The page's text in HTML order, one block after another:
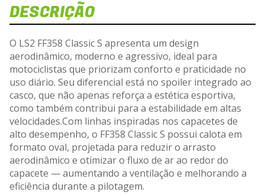
DESCRIÇÃO
O LS2 FF358 Classic S apresenta um design
aerodinâmico, moderno e agressivo, ideal para
motociclistas que priorizam conforto e praticidade no
uso diário. Seu diferencial está no spoiler integrado ao
casco, que não apenas reforça a estética esportiva,
como também contribui para a estabilidade em altas
velocidades.Com linhas inspiradas nos capacetes de
alto desempenho, o FF358 Classic S possui calota em
formato oval, projetada para reduzir o arrasto
aerodinâmico e otimizar o fluxo de ar ao redor do
capacete — aumentando a ventilação e melhorando a
eficiência durante a pilotagem.